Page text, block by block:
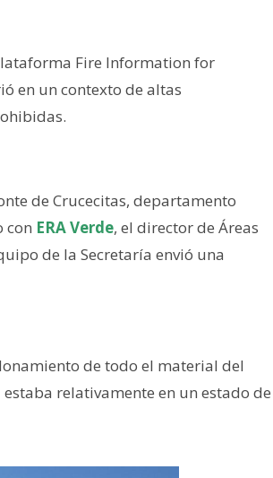
Fire Information for
en un contexto de altas
de Crucecitas, departamento
con ERA Verde, el director de Áreas
de la Secretaría envió una
de todo el material del
relativamente en un estado de